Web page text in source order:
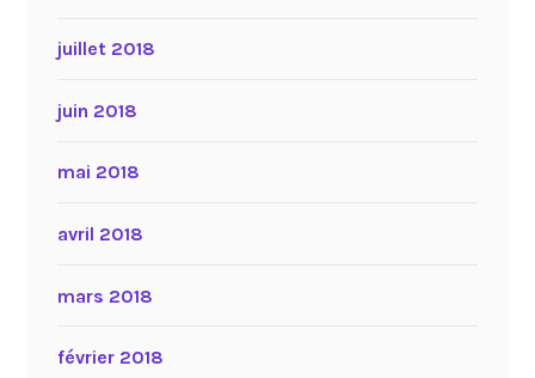
juillet 2018
juin 2018
mai 2018
avril 2018
mars 2018
février 2018